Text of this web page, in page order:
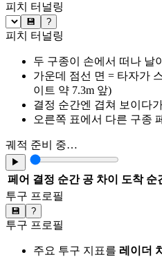
피치 터널링
💾 ?
피치 터널링
두 구종이 손에서 떠나 날
가운데 점선 면 = 타자가
이트 약 7.3m 앞)
결정 순간엔 겹쳐 보이다
오른쪽 표에서 다른 구종
궤적 준비 중…
▶
페어 결정 순간 공 차이 도착 순
투구 프로필
💾 ?
투구 프로필
주요 투구 지표를 레이더